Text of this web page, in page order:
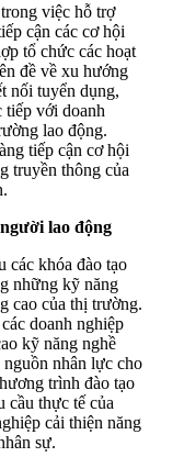
việc hỗ trợ
cận các cơ hội
tổ chức các hoạt
đề về xu hướng
nối tuyển dụng,
tiếp với doanh
lao động.
tiếp cận cơ hội
truyền thông của
lao động
các khóa đào tạo
những kỹ năng
cao của thị trường.
doanh nghiệp
kỹ năng nghề
nhân lực cho
trình đào tạo
cầu thực tế của
cải thiện năng
sự.